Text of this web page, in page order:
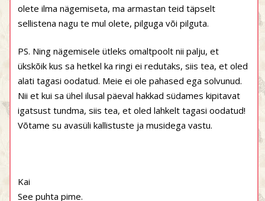
olete ilma nägemiseta, ma armastan teid täpselt
sellistena nagu te mul olete, pilguga või pilguta.
PS. Ning nägemisele ütleks omaltpoolt nii palju, et
ükskõik kus sa hetkel ka ringi ei redutaks, siis tea, et oled
alati tagasi oodatud. Meie ei ole pahased ega solvunud.
Nii et kui sa ühel ilusal päeval hakkad südames kipitavat
igatsust tundma, siis tea, et oled lahkelt tagasi oodatud!
Võtame su avasüli kallistuste ja musidega vastu.
Kai
See puhta pime.